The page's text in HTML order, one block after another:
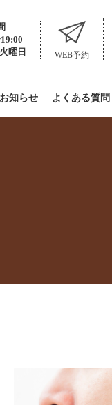
曜日
WEB予約
お知らせ よくある質問